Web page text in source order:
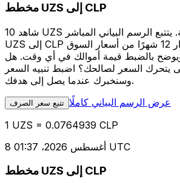
مخطط UZS إلى CLP
شاهد 10 UZS الخاص بك أثناء الحركة. يتتبع الرسم البياني المباشر
UZS إلى CLP الخاص بنا على مدار 12 شهرًا من أسعار السوق
بالضبط قيمة أموالك في أي وقت. هل
يتحرك السعر لصالحك؟ اضبط تنبيه السعر
وسنخبرك عندما يصل إلى هدفك.
تتبع سعر الصرف عرض الرسم البياني كاملًا
1 UZS = 0.0764939 CLP
8 أغسطس 2026، 01:37 UTC
مخطط UZS إلى CLP